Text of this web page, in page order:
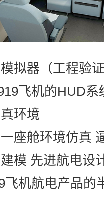
拟器（工程验
飞机的HUD
环境
座舱环境仿真
模 先进航电设
飞机航电产品的